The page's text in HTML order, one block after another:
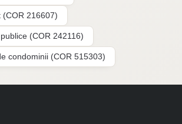
(COR 216607)
(COR 242116)
condominii (COR 515303)